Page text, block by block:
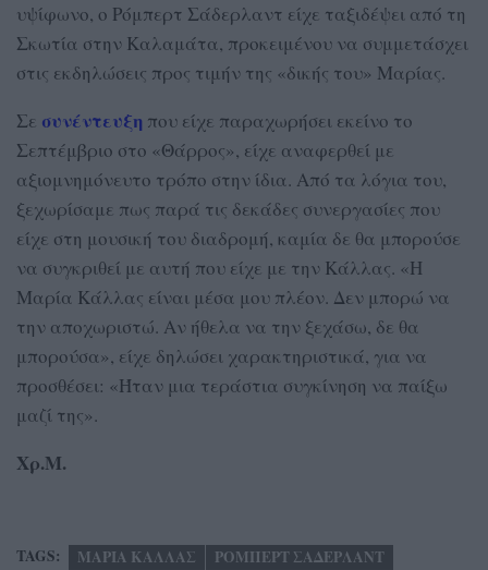
υψίφωνο, ο Ρόμπερτ Σάδερλαντ είχε ταξιδέψει από τη
Σκωτία στην Καλαμάτα, προκειμένου να συμμετάσχει
στις εκδηλώσεις προς τιμήν της «δικής του» Μαρίας.
Σε συνέντευξη που είχε παραχωρήσει εκείνο το
Σεπτέμβριο στο «Θάρρος», είχε αναφερθεί με
αξιομνημόνευτο τρόπο στην ίδια. Από τα λόγια του,
ξεχωρίσαμε πως παρά τις δεκάδες συνεργασίες που
είχε στη μουσική του διαδρομή, καμία δε θα μπορούσε
να συγκριθεί με αυτή που είχε με την Κάλλας. «Η
Μαρία Κάλλας είναι μέσα μου πλέον. Δεν μπορώ να
την αποχωριστώ. Αν ήθελα να την ξεχάσω, δε θα
μπορούσα», είχε δηλώσει χαρακτηριστικά, για να
προσθέσει: «Ήταν μια τεράστια συγκίνηση να παίξω
μαζί της».
Χρ.Μ.
TAGS: ΜΑΡΙΑ ΚΑΛΛΑΣ ΡΟΜΠΕΡΤ ΣΑΔΕΡΛΑΝΤ